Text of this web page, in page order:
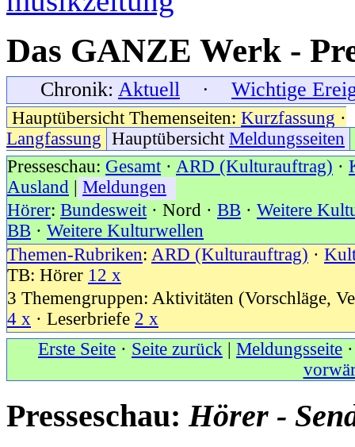
Das GANZE Werk -
Chronik: Aktuell · Wichtige
Hauptübersicht Themenseiten: Kurzfassung ·
Langfassung Hauptübersicht Meldungsseiten
Presseschau: Gesamt · ARD (Kulturauftrag) ·
Ausland | Meldungen
Hörer: Bundesweit · Nord · BB · Weitere
BB · Weitere Kulturwellen
Themen-Rubriken: ARD (Kulturauftrag) ·
TB: Hörer 12 x
3 Themengruppen: Aktivitäten (Vorschläge,
4 x · Leserbriefe 2 x
Erste Seite · Seite zurück | Meldungsseite
Presseschau: Hörer -